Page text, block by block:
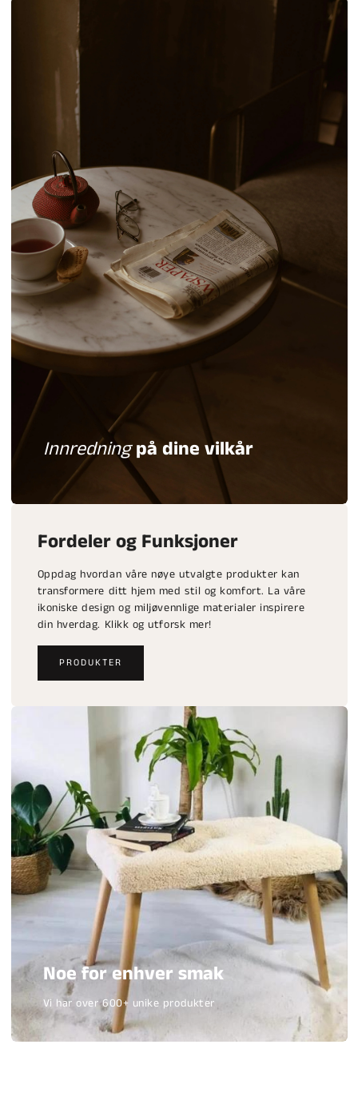
Innredningpå dine vilkår
Fordeler og Funksjoner
Oppdag hvordan våre nøye utvalgte produkter kan
transformere ditt hjem med stil og komfort. La våre
ikoniske design og miljøvennlige materialer inspirere
din hverdag. Klikk og utforsk mer!
PRODUKTER
Noe for enhver smak
Vi har over 600+ unike produkter